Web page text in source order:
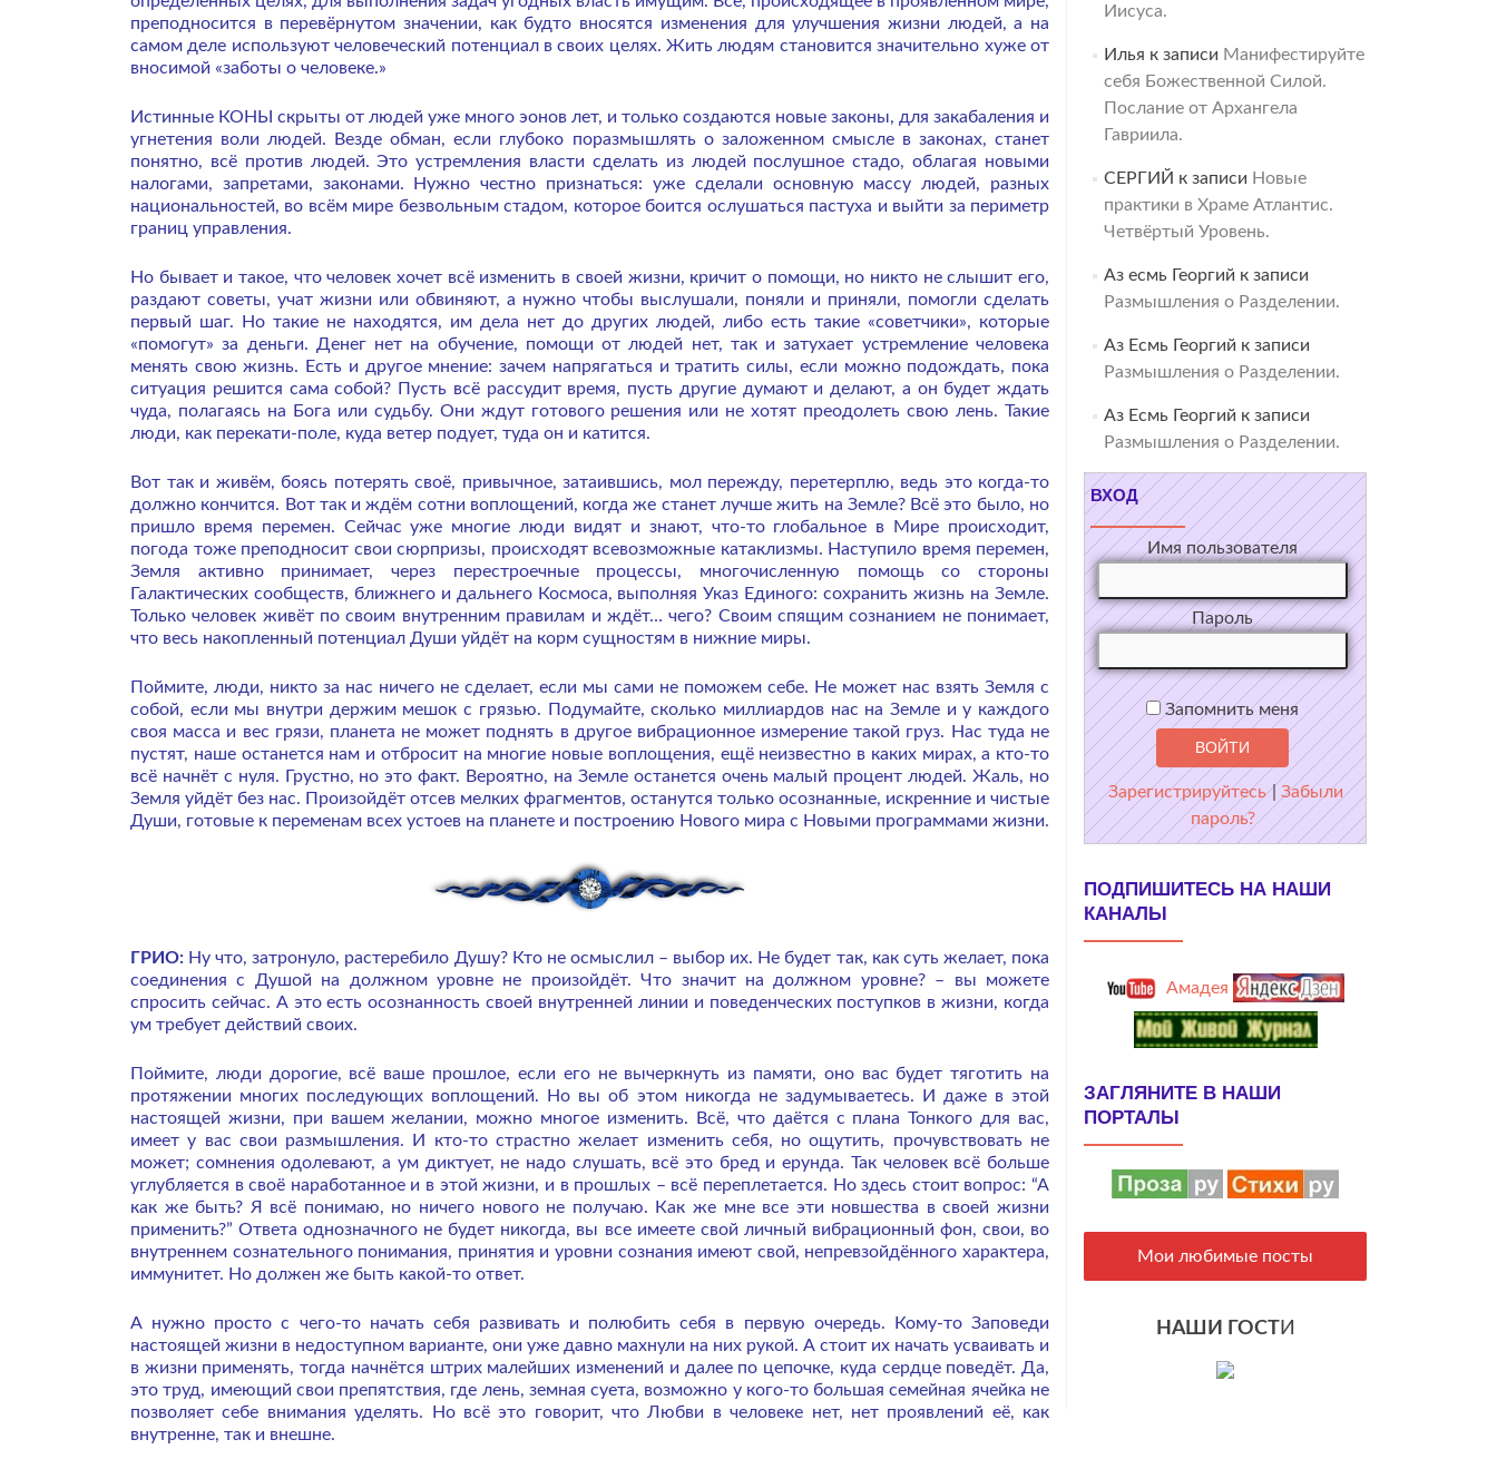
преподносится в перевёрнутом значении, как будто вносятся изменения для улучшения жизни людей, а на
самом деле используют человеческий потенциал в своих целях. Жить людям становится значительно хуже от
вносимой «заботы о человеке.»
Истинные КОНЫ скрыты от людей уже много эонов лет, и только создаются новые законы, для закабаления и
угнетения воли людей. Везде обман, если глубоко поразмышлять о заложенном смысле в законах, станет
понятно, всё против людей. Это устремления власти сделать из людей послушное стадо, облагая новыми
налогами, запретами, законами. Нужно честно признаться: уже сделали основную массу людей, разных
национальностей, во всём мире безвольным стадом, которое боится ослушаться пастуха и выйти за периметр
границ управления.
Но бывает и такое, что человек хочет всё изменить в своей жизни, кричит о помощи, но никто не слышит его,
раздают советы, учат жизни или обвиняют, а нужно чтобы выслушали, поняли и приняли, помогли сделать
первый шаг. Но такие не находятся, им дела нет до других людей, либо есть такие «советчики», которые
«помогут» за деньги. Денег нет на обучение, помощи от людей нет, так и затухает устремление человека
менять свою жизнь. Есть и другое мнение: зачем напрягаться и тратить силы, если можно подождать, пока
ситуация решится сама собой? Пусть всё рассудит время, пусть другие думают и делают, а он будет ждать
чуда, полагаясь на Бога или судьбу. Они ждут готового решения или не хотят преодолеть свою лень. Такие
люди, как перекати-поле, куда ветер подует, туда он и катится.
Вот так и живём, боясь потерять своё, привычное, затаившись, мол пережду, перетерплю, ведь это когда-то
должно кончится. Вот так и ждём сотни воплощений, когда же станет лучше жить на Земле? Всё это было, но
пришло время перемен. Сейчас уже многие люди видят и знают, что-то глобальное в Мире происходит,
погода тоже преподносит свои сюрпризы, происходят всевозможные катаклизмы. Наступило время перемен,
Земля активно принимает, через перестроечные процессы, многочисленную помощь со стороны
Галактических сообществ, ближнего и дальнего Космоса, выполняя Указ Единого: сохранить жизнь на Земле.
Только человек живёт по своим внутренним правилам и ждёт… чего? Своим спящим сознанием не понимает,
что весь накопленный потенциал Души уйдёт на корм сущностям в нижние миры.
Поймите, люди, никто за нас ничего не сделает, если мы сами не поможем себе. Не может нас взять Земля с
собой, если мы внутри держим мешок с грязью. Подумайте, сколько миллиардов нас на Земле и у каждого
своя масса и вес грязи, планета не может поднять в другое вибрационное измерение такой груз. Нас туда не
пустят, наше останется нам и отбросит на многие новые воплощения, ещё неизвестно в каких мирах, а кто-то
всё начнёт с нуля. Грустно, но это факт. Вероятно, на Земле останется очень малый процент людей. Жаль, но
Земля уйдёт без нас. Произойдёт отсев мелких фрагментов, останутся только осознанные, искренние и чистые
Души, готовые к переменам всех устоев на планете и построению Нового мира с Новыми программами жизни.
ГРИО: Ну что, затронуло, растеребило Душу? Кто не осмыслил – выбор их. Не будет так, как суть желает, пока
соединения с Душой на должном уровне не произойдёт. Что значит на должном уровне? – вы можете
спросить сейчас. А это есть осознанность своей внутренней линии и поведенческих поступков в жизни, когда
ум требует действий своих.
Поймите, люди дорогие, всё ваше прошлое, если его не вычеркнуть из памяти, оно вас будет тяготить на
протяжении многих последующих воплощений. Но вы об этом никогда не задумываетесь. И даже в этой
настоящей жизни, при вашем желании, можно многое изменить. Всё, что даётся с плана Тонкого для вас,
имеет у вас свои размышления. И кто-то страстно желает изменить себя, но ощутить, прочувствовать не
может; сомнения одолевают, а ум диктует, не надо слушать, всё это бред и ерунда. Так человек всё больше
углубляется в своё наработанное и в этой жизни, и в прошлых – всё переплетается. Но здесь стоит вопрос: “А
как же быть? Я всё понимаю, но ничего нового не получаю. Как же мне все эти новшества в своей жизни
применить?” Ответа однозначного не будет никогда, вы все имеете свой личный вибрационный фон, свои, во
внутреннем сознательного понимания, принятия и уровни сознания имеют свой, непревзойдённого характера,
иммунитет. Но должен же быть какой-то ответ.
А нужно просто с чего-то начать себя развивать и полюбить себя в первую очередь. Кому-то Заповеди
настоящей жизни в недоступном варианте, они уже давно махнули на них рукой. А стоит их начать усваивать и
в жизни применять, тогда начнётся штрих малейших изменений и далее по цепочке, куда сердце поведёт. Да,
это труд, имеющий свои препятствия, где лень, земная суета, возможно у кого-то большая семейная ячейка не
позволяет себе внимания уделять. Но всё это говорит, что Любви в человеке нет, нет проявлений её, как
внутренне, так и внешне.
Иисуса.
Илья к записи Манифестируйте
себя Божественной Силой.
Послание от Архангела
Гавриила.
СЕРГИЙ к записи Новые
практики в Храме Атлантис.
Четвёртый Уровень.
Аз есмь Георгий к записи
Размышления о Разделении.
Аз Есмь Георгий к записи
Размышления о Разделении.
Аз Есмь Георгий к записи
Размышления о Разделении.
ВХОД
Имя пользователя
Пароль
Запомнить меня
Зарегистрируйтесь | Забыли
пароль?
ПОДПИШИТЕСЬ НА НАШИ
КАНАЛЫ
Амадея
ЗАГЛЯНИТЕ В НАШИ
ПОРТАЛЫ
Мои любимые посты
НАШИ ГОСТИ